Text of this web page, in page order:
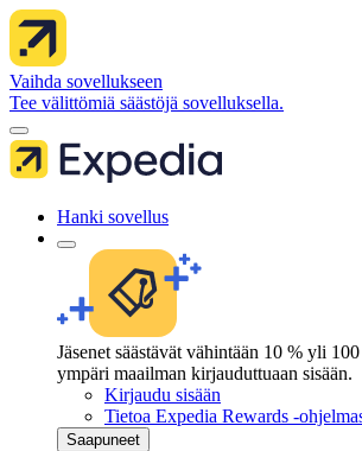
Vaihda sovellukseen
Tee välittömiä säästöjä sovelluksella.
Hanki sovellus
Jäsenet säästävät vähintään 10 % yli
ympäri maailman kirjauduttuaan sisään.
Kirjaudu sisään
Tietoa Expedia Rewards -
Saapuneet